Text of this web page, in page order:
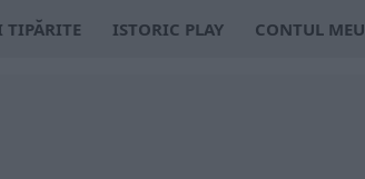
TIPĂRITE ISTORIC PLAY CONTUL MEU